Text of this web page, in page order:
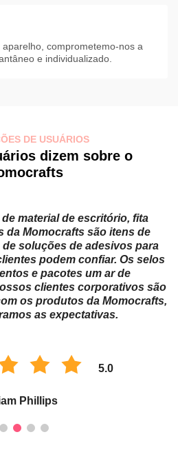
comprometemo-nos a
e individualizado.
DE USUÁRIOS
dizem sobre o
material de escritório, fita
da Momocrafts são itens de
soluções de adesivos para
podem confiar. Os selos
e pacotes um ar de
clientes corporativos são
os produtos da Momocrafts,
as expectativas.
5.0
Phillips